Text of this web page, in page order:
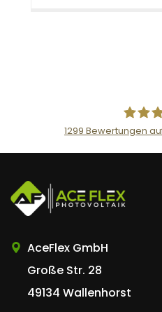
1299 Bewertungen
AceFlex GmbH
Große Str. 28
49134 Wallenhorst